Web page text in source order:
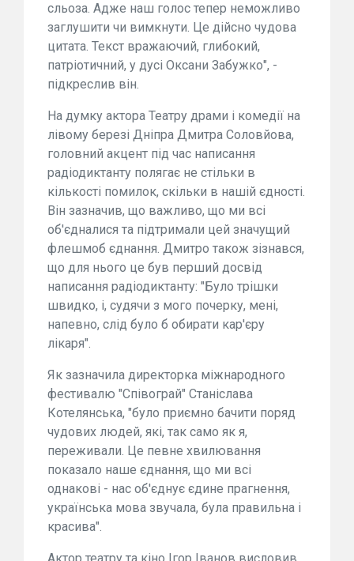
сльоза. Адже наш голос тепер неможливо
заглушити чи вимкнути. Це дійсно чудова
цитата. Текст вражаючий, глибокий,
патріотичний, у дусі Оксани Забужко", -
підкреслив він.
На думку актора Театру драми і комедії на
лівому березі Дніпра Дмитра Соловйова,
головний акцент під час написання
радіодиктанту полягає не стільки в
кількості помилок, скільки в нашій єдності.
Він зазначив, що важливо, що ми всі
об'єдналися та підтримали цей значущий
флешмоб єднання. Дмитро також зізнався,
що для нього це був перший досвід
написання радіодиктанту: "Було трішки
швидко, і, судячи з мого почерку, мені,
напевно, слід було б обирати кар'єру
лікаря".
Як зазначила директорка міжнародного
фестивалю "Співограй" Станіслава
Котелянська, "було приємно бачити поряд
чудових людей, які, так само як я,
переживали. Це певне хвилювання
показало наше єднання, що ми всі
однакові - нас об'єднує єдине прагнення,
українська мова звучала, була правильна і
красива".